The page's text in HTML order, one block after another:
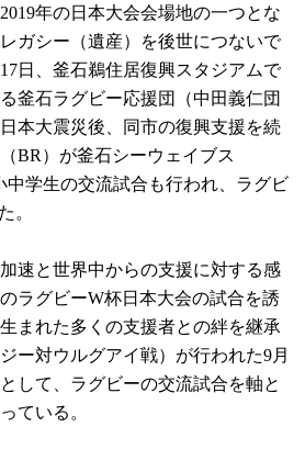
年の日本大会会場地の一つとな
ガシー（遺産）を後世につないで
日、釜石鵜住居復興スタジアムで
釜石ラグビー応援団（中田義仁団
本大震災後、同市の復興支援を続
BR）が釜石シーウェイブス
中学生の交流試合も行われ、ラグビ
。
速と世界中からの支援に対する感
ラグビーW杯日本大会の試合を誘
まれた多くの支援者との絆を継承
ー対ウルグアイ戦）が行われた9月
して、ラグビーの交流試合を軸と
っている。